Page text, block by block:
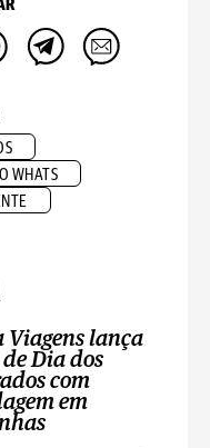
WHATS
Viagens lança
Dia dos
com
em